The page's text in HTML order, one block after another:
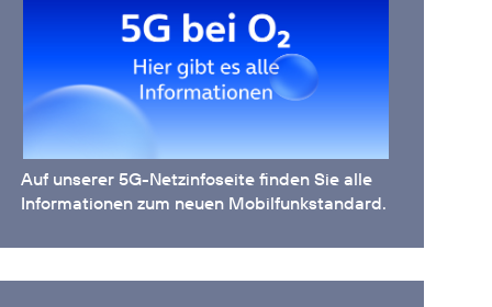
Auf unserer 5G-Netzinfoseite finden Sie alle
Informationen zum neuen Mobilfunkstandard.